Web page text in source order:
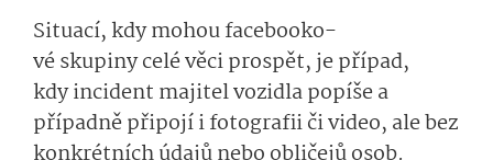
Situací, kdymo­houfacebooko­
véskupinyce­lé věci prospět, jepřípad,
kdyincident ma­jitel vozidlapopíšea
případně připojí i fotografii či video, ale bez